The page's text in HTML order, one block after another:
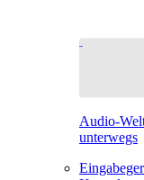
Audio-
unterwegs